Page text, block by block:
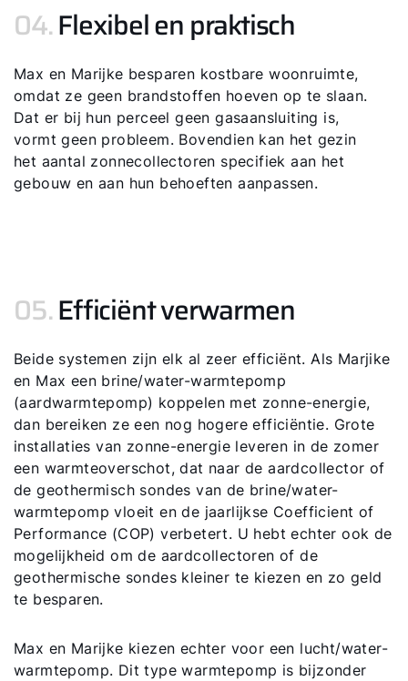
04.Flexibel en praktisch
Max en Marijke besparen kostbare woonruimte,
omdat ze geen brandstoffen hoeven op te slaan.
Dat er bij hun perceel geen gasaansluiting is,
vormt geen probleem. Bovendien kan het gezin
het aantal zonnecollectoren specifiek aan het
gebouw en aan hun behoeften aanpassen.
05.Efficiënt verwarmen
Beide systemen zijn elk al zeer efficiënt. Als Marjike
en Max een brine/water-warmtepomp
(aardwarmtepomp) koppelen met zonne-energie,
dan bereiken ze een nog hogere efficiëntie. Grote
installaties van zonne-energie leveren in de zomer
een warmteoverschot, dat naar de aardcollector of
de geothermisch sondes van de brine/water-
warmtepomp vloeit en de jaarlijkse Coefficient of
Performance (COP) verbetert. U hebt echter ook de
mogelijkheid om de aardcollectoren of de
geothermische sondes kleiner te kiezen en zo geld
te besparen.
Max en Marijke kiezen echter voor een lucht/water-
warmtepomp. Dit type warmtepomp is bijzonder